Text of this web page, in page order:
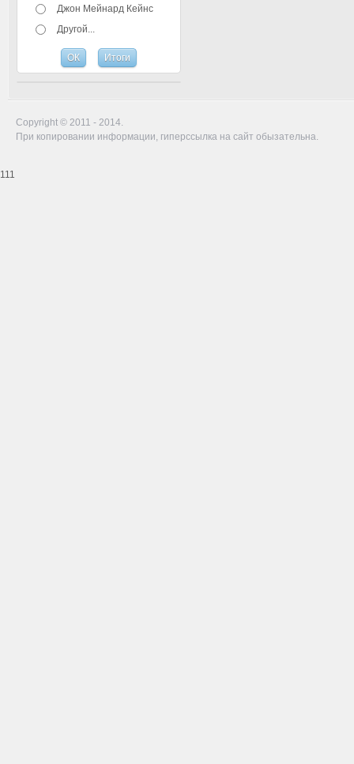
Джон Мейнард Кейнс
Другой...
Copyright © 2011 - 2014.
При копировании информации, гиперссылка на сайт обызательна.
111